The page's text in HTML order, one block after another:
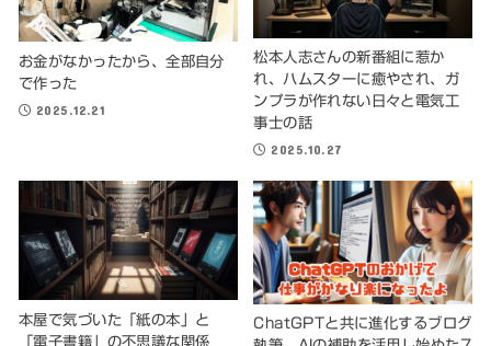
お金がなかったから、全部自分
で作った
2025.12.21
松本人志さんの新番組に惹か
れ、ハムスターに癒やされ、ガ
ンプラが作れない日々と電気工
事士の話
2025.10.27
本屋で気づいた「紙の本」と
「電子書籍」の不思議な関係
ChatGPTと共に進化するブログ